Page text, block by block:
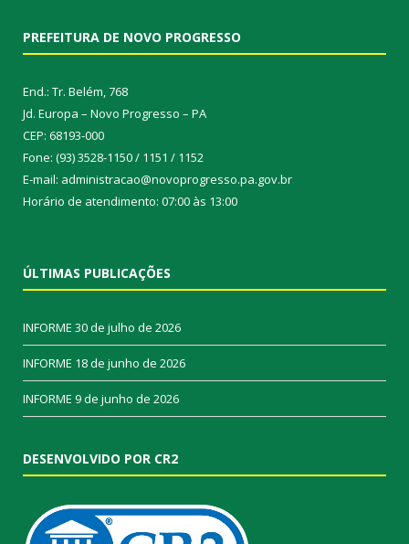
PREFEITURA DE NOVO PROGRESSO
End.: Tr. Belém, 768
Jd. Europa – Novo Progresso – PA
CEP: 68193-000
Fone: (93) 3528-1150 / 1151 / 1152
E-mail: administracao@novoprogresso.pa.gov.br
Horário de atendimento: 07:00 às 13:00
ÚLTIMAS PUBLICAÇÕES
INFORME 30 de julho de 2026
INFORME 18 de junho de 2026
INFORME 9 de junho de 2026
DESENVOLVIDO POR CR2